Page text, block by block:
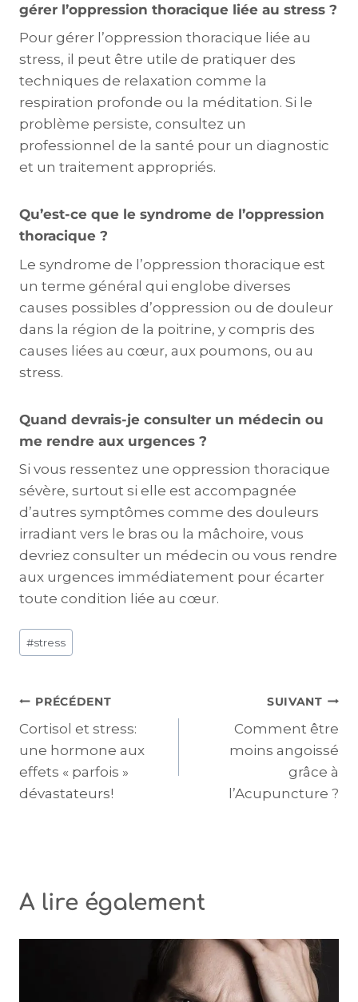
gérer l’oppression thoracique liée au stress ?
Pour gérer l’oppression thoracique liée au
stress, il peut être utile de pratiquer des
techniques de relaxation comme la
respiration profonde ou la méditation. Si le
problème persiste, consultez un
professionnel de la santé pour un diagnostic
et un traitement appropriés.
Qu’est-ce que le syndrome de l’oppression
thoracique ?
Le syndrome de l’oppression thoracique est
un terme général qui englobe diverses
causes possibles d’oppression ou de douleur
dans la région de la poitrine, y compris des
causes liées au cœur, aux poumons, ou au
stress.
Quand devrais-je consulter un médecin ou
me rendre aux urgences ?
Si vous ressentez une oppression thoracique
sévère, surtout si elle est accompagnée
d’autres symptômes comme des douleurs
irradiant vers le bras ou la mâchoire, vous
devriez consulter un médecin ou vous rendre
aux urgences immédiatement pour écarter
toute condition liée au cœur.
#stress
PRÉCÉDENT
Cortisol et stress:
une hormone aux
effets « parfois »
dévastateurs!
SUIVANT
Comment être
moins angoissé
grâce à
l’Acupuncture ?
A lire également